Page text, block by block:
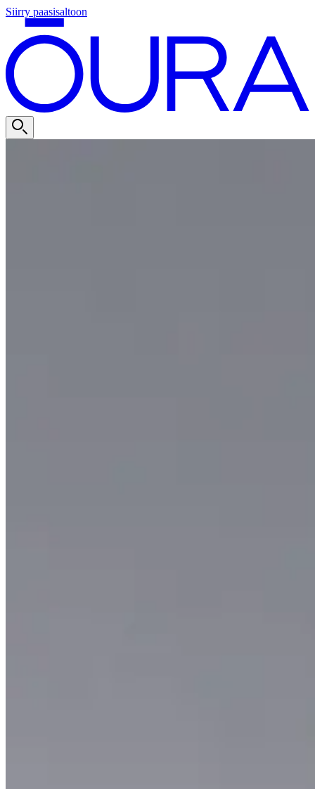
Siirry paasisaltoon